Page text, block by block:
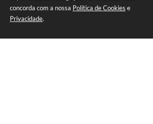
concorda com a nossa Política de Cookies e
Privacidade.